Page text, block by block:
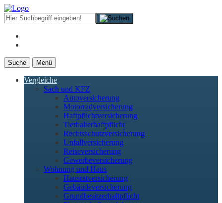
Suche Menü
Vergleiche
Sach und KFZ
Autoversicherung
Motorradversicherung
Haftpflichtversicherung
Tierhalterhaftpflicht
Rechtsschutzversicherung
Unfallversicherung
Reiseversicherung
Gewerbeversicherung
Wohnung und Haus
Hausratversicherung
Gebäudeversicherung
Grundbesitzerhaftpflicht